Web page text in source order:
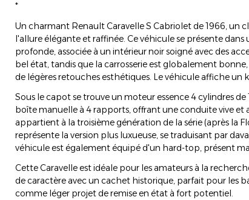
*
Un charmant Renault Caravelle S Cabriolet de 1966, un
l'allure élégante et raffinée. Ce véhicule se présente dans
profonde, associée à un intérieur noir soigné avec des
bel état, tandis que la carrosserie est globalement
de légères retouches esthétiques. Le véhicule affiche un
Sous le capot se trouve un moteur essence 4 cylindres de
boîte manuelle à 4 rapports, offrant une conduite vive
appartient à la troisième génération de la série (après la
représente la version plus luxueuse, se traduisant par
véhicule est également équipé d'un hard-top, présent
Cette Caravelle est idéale pour les amateurs à la
de caractère avec un cachet historique, parfait pour les
comme léger projet de remise en état à fort potentiel.